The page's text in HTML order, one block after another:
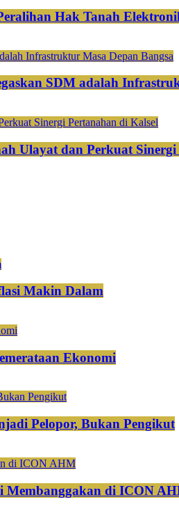
Hak Tanah
SDM adalah
Ulayat dan Perkuat
Makin Dalam
Ekonomi
Pelopor, Bukan Pengikut
Membanggakan di ICON